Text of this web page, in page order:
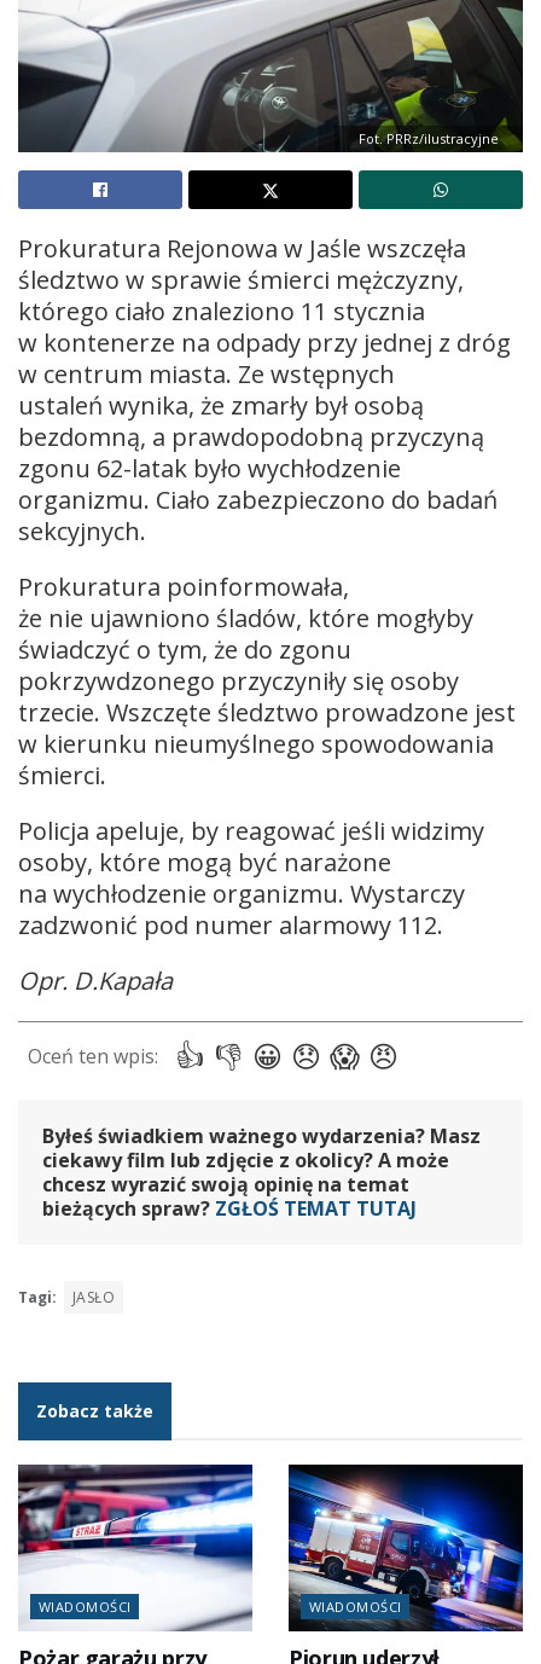
Fot. PRRz/ilustracyjne
Prokuratura Rejonowa w Jaśle wszczęła
śledztwo w sprawie śmierci mężczyzny,
którego ciało znaleziono 11 stycznia
w kontenerze na odpady przy jednej z dróg
w centrum miasta. Ze wstępnych
ustaleń wynika, że zmarły był osobą
bezdomną, a prawdopodobną przyczyną
zgonu 62-latak było wychłodzenie
organizmu. Ciało zabezpieczono do badań
sekcyjnych.
Prokuratura poinformowała,
że nie ujawniono śladów, które mogłyby
świadczyć o tym, że do zgonu
pokrzywdzonego przyczyniły się osoby
trzecie. Wszczęte śledztwo prowadzone jest
w kierunku nieumyślnego spowodowania
śmierci.
Policja apeluje, by reagować jeśli widzimy
osoby, które mogą być narażone
na wychłodzenie organizmu. Wystarczy
zadzwonić pod numer alarmowy 112.
Opr. D.Kapała
Byłeś świadkiem ważnego wydarzenia? Masz
ciekawy film lub zdjęcie z okolicy? A może
chcesz wyrazić swoją opinię na temat
bieżących spraw? ZGŁOŚ TEMAT TUTAJ
Tagi: JASŁO
Zobacz także
WIADOMOŚCI WIADOMOŚCI